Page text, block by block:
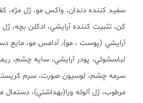
سفيد كننده دندان، واكس مو، ژل مژه،
كن، تثبيت كننده آرايشي، ادكلن
آرايشي (پوست ، مو)، آدامس مو، مايع
لباسشوئي، پودر آرايشي، سايه چشم،
سرمه چشم، لوسيون صورت، سرم
مرطوب، ژل آلوئه ورا(بهداشتي)،